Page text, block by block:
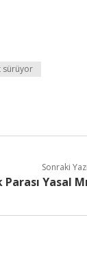
sürüyor
Sonraki Yazı
Parası Yasal Mı